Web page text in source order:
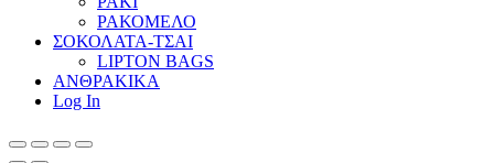
ΡΑΚΟΜΕΛΟ
ΣΟΚΟΛΑΤΑ-ΤΣΑΙ
LIPTON BAGS
ΑΝΘΡΑΚΙΚΑ
Log In